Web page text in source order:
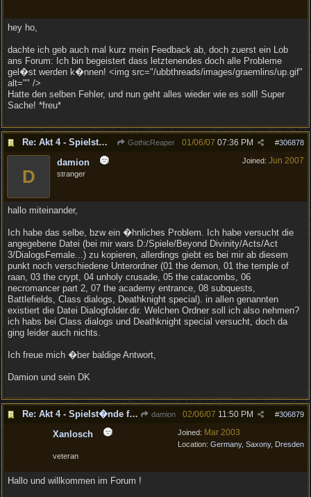
hey ho,
dachte ich geb auch mal kurz mein Feedback ab, doch zuerst ein Lob
ans Forum: Ich bin begeistert dass letztenendes doch alle Probleme
gel�st werden k�nnen! <img src="/ubbthreads/images/graemlins/up.gif"
alt="" />
Hatte den selben Fehler, und nun geht alles wieder wie es soll! Super
Sache! *freu*
Re: Akt 4 - Spielst�nde f�hren zum Spielabsturz GothicReaper #306878
01/06/07 07:36 PM
Joined: Jun 2007
D
damion
stranger
hallo miteinander,
Ich habe das selbe, bzw ein �hnliches Problem. Ich habe versucht die
angegebene Datei (bei mir wars D:/Spiele/Beyond Divinity/Acts/Act
3/DialogsFemale...) zu kopieren, allerdings giebt es bei mir ab diesem
punkt noch verschiedene Unterordner (01 the demon, 01 the temple of
raan, 03 the crypt, 04 unholy crusade, 05 the catacombs, 06
necromancer part 2, 07 the academy entrance, 08 subquests,
Battlefields, Class dialogs, Deathknight special). in allen genannten
existiert die Datei Dialogfolder.dir. Welchen Ordner soll ich also nehmen?
ich habs bei Class dialogs und Deathknight special versucht, doch da
ging leider auch nichts.
Ich freue mich �ber baldige Antwort,
Damion und sein DK
Re: Akt 4 - Spielst�nde f�hren zum Spielabsturz damion #306879
02/06/07 11:50 PM
Joined: Mar 2003
Location: Germany, Saxony, Dresden
Xanlosch
veteran
Hallo und willkommen im Forum !